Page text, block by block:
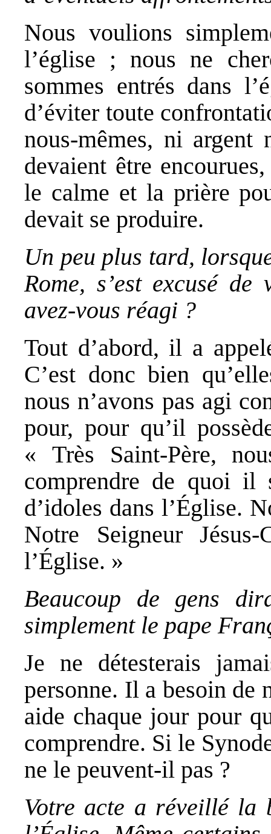
Nous voulions
l’église ; nous ne
sommes entrés dans
d’éviter toute
nous-mêmes, ni
devaient être
le calme et la prière
devait se produire.
Un peu plus tard,
Rome, s’est excusé de
avez-vous réagi ?
Tout d’abord, il a
C’est donc bien
nous n’avons pas agi
pour, pour qu’il
« Très Saint-Père,
comprendre de quoi il
d’idoles dans l’Église.
Notre Seigneur
l’Église. »
Beaucoup de gens
simplement le pape
Je ne détesterais
personne. Il a besoin de
aide chaque jour pour
comprendre. Si le
ne le peuvent-il pas ?
Votre acte a réveillé la